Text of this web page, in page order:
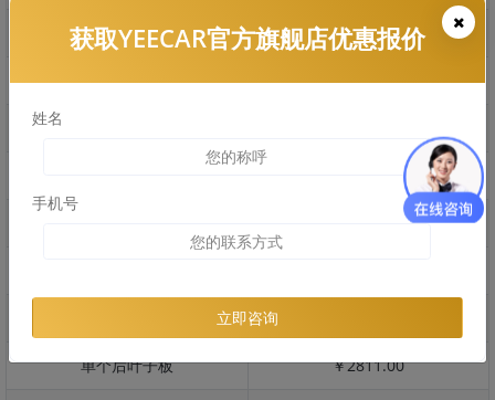
反光镜 ￥603.00
后保险杠 ￥2064.00
￥1219.00
￥3140.00
单个后叶子板 ￥2811.00
获取YEECAR官方旗舰店优惠报价
姓名
手机号
立即咨询